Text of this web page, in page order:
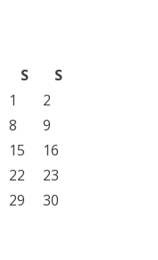
S
S
1
2
8
9
15
16
22
23
29
30